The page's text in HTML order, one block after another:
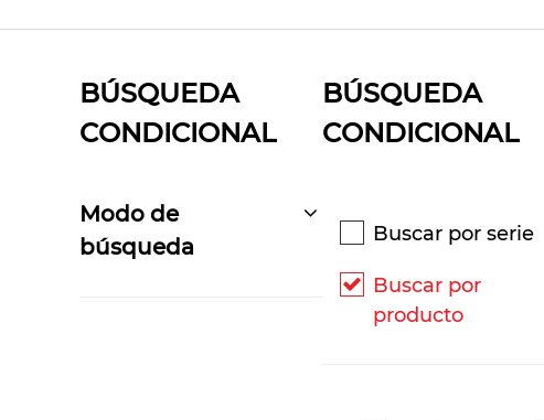
BÚSQUEDA
CONDICIONAL
Modo de
búsqueda
BÚSQUEDA
CONDICIONAL
Buscar por serie
Buscar por
producto